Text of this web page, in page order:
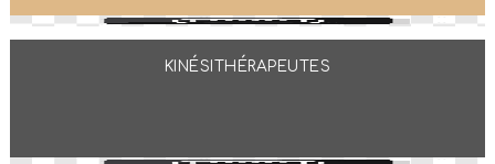
KINÉSITHÉRAPEUTES